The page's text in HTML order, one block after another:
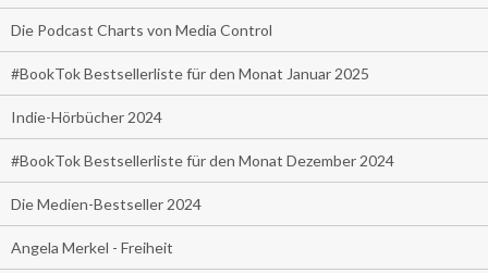
Die Podcast Charts von Media Control
#BookTok Bestsellerliste für den Monat Januar 2025
Indie-Hörbücher 2024
#BookTok Bestsellerliste für den Monat Dezember 2024
Die Medien-Bestseller 2024
Angela Merkel - Freiheit